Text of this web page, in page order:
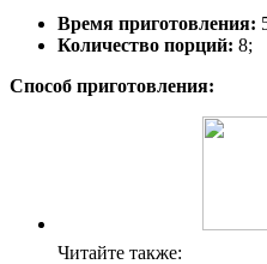
Время приготовления:
Количество порций: 8;
Способ приготовления:
Читайте также: